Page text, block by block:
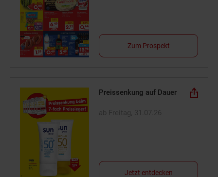
Zum Prospekt
Preissenkung auf Dauer
Jetzt entdecken